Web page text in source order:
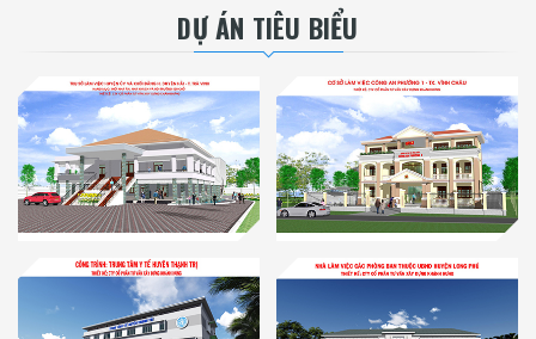
DỰ ÁN TIÊU BIỂU